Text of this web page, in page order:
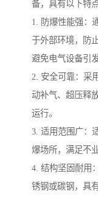
备，具有以下特点
1. 防爆性能强：
于外部环境，防
避免电气设备引
2. 安全可靠：采
动补气、超压释
运行。
3. 适用范围广：
爆场所，满足不
4. 结构坚固耐用
锈钢或碳钢，具